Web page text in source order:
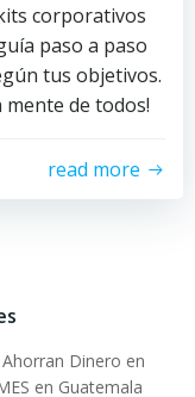
corporativos
paso a paso
tus objetivos.
mente de todos!
read more
Dinero en
en Guatemala